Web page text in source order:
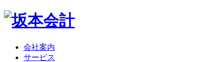
会社案内
サービス